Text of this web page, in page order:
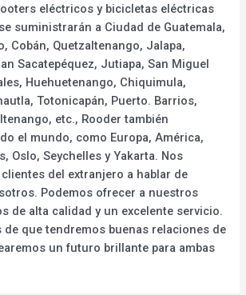
eléctricos y bicicletas eléctricas
suministrarán a Ciudad de Guatemala,
Cobán, Quetzaltenango, Jalapa,
Sacatepéquez, Jutiapa, San Miguel
Huehuetenango, Chiquimula,
Totonicapán, Puerto. Barrios,
etc., Rooder también
el mundo, como Europa, América,
Oslo, Seychelles y Yakarta. Nos
del extranjero a hablar de
Podemos ofrecer a nuestros
de alta calidad y un excelente servicio.
de que tendremos buenas relaciones de
un futuro brillante para ambas